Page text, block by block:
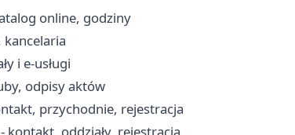
online, godziny
kancelaria
i e-usługi
odpisy aktów
przychodnie, rejestracja